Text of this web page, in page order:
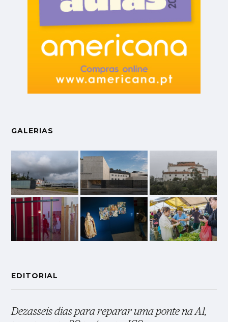
GALERIAS
EDITORIAL
Dezasseis dias para reparar uma ponte na A1,